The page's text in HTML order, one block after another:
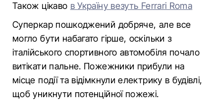
Також цікаво в Україну везуть Ferrari Roma
Суперкар пошкоджений добряче, але все
могло бути набагато гірше, оскільки з
італійського спортивного автомобіля почало
витікати пальне. Пожежники прибули на
місце події та відімкнули електрику в будівлі,
щоб уникнути потенційної пожежі.